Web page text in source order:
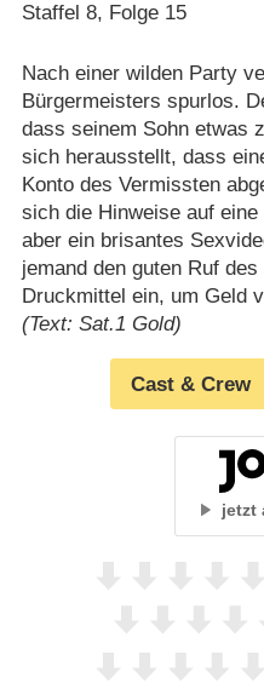
Staffel 8, Folge 15
Nach einer wilden Party
Bürgermeisters spurlos.
dass seinem Sohn etwas
sich herausstellt, dass
Konto des Vermissten
sich die Hinweise auf
aber ein brisantes
jemand den guten Ruf
Druckmittel ein, um Geld
(Text: Sat.1 Gold)
Cast & Crew
jetzt